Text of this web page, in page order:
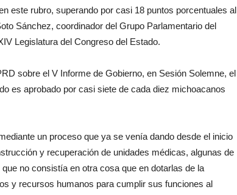
este rubro, superando por casi 18 puntos porcentuales al
Sánchez, coordinador del Grupo Parlamentario del
Legislatura del Congreso del Estado.
sobre el V Informe de Gobierno, en Sesión Solemne, el
es aprobado por casi siete de cada diez michoacanos
un proceso que ya se venía dando desde el inicio
y recuperación de unidades médicas, algunas de
no consistía en otra cosa que en dotarlas de la
y recursos humanos para cumplir sus funciones al